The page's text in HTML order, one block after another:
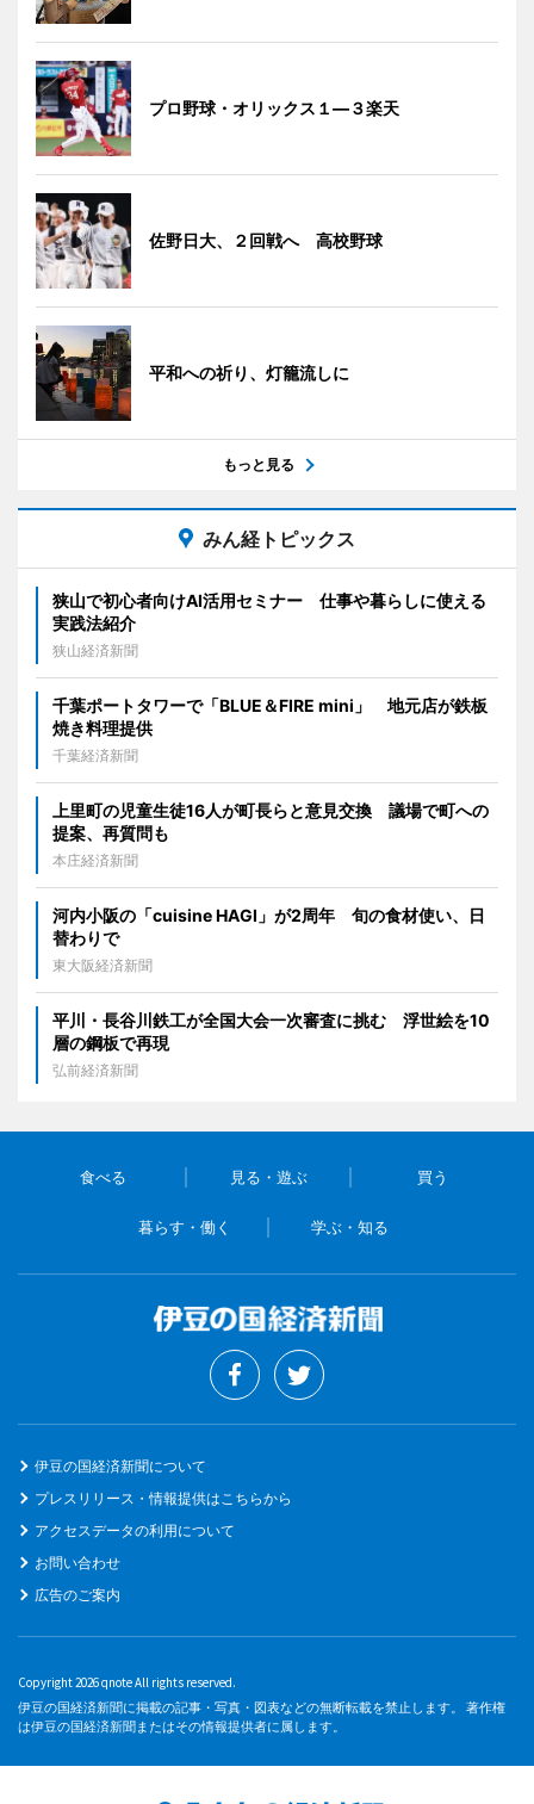
プロ野球・オリックス１―３楽天
佐野日大、２回戦へ 高校野球
平和への祈り、灯籠流しに
もっと見る
みん経トピックス
狭山で初心者向けAI活用セミナー 仕事や暮らしに使える
実践法紹介
狭山経済新聞
千葉ポートタワーで「BLUE＆FIRE mini」 地元店が鉄板
焼き料理提供
千葉経済新聞
上里町の児童生徒16人が町長らと意見交換 議場で町への
提案、再質問も
本庄経済新聞
河内小阪の「cuisine HAGI」が2周年 旬の食材使い、日
替わりで
東大阪経済新聞
平川・長谷川鉄工が全国大会一次審査に挑む 浮世絵を10
層の鋼板で再現
弘前経済新聞
食べる 見る・遊ぶ 買う
暮らす・働く 学ぶ・知る
伊豆の国経済新聞について
プレスリリース・情報提供はこちらから
アクセスデータの利用について
お問い合わせ
広告のご案内
Copyright 2026 qnote All rights reserved.
伊豆の国経済新聞に掲載の記事・写真・図表などの無断転載を禁止します。 著作権
は伊豆の国経済新聞またはその情報提供者に属します。